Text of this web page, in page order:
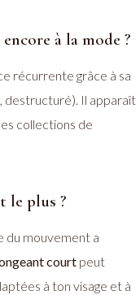
à la mode ?
récurrente grâce à sa
destructuré). Il apparaît
collections de
le plus ?
du mouvement a
court peut
à ton visage et à